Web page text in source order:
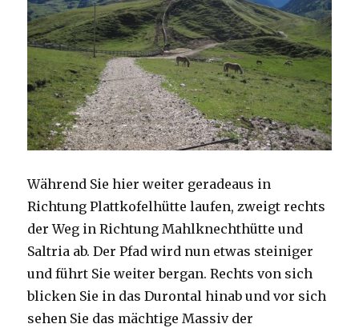
Während Sie hier weiter geradeaus in
Richtung Plattkofelhütte laufen, zweigt rechts
der Weg in Richtung Mahlknechthütte und
Saltria ab. Der Pfad wird nun etwas steiniger
und führt Sie weiter bergan. Rechts von sich
blicken Sie in das Durontal hinab und vor sich
sehen Sie das mächtige Massiv der